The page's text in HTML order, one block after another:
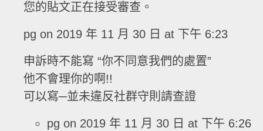
您的貼文正在接受審查。
pg on 2019 年 11 月 30 日 at 下午 6:23
申訴時不能寫 “你不同意我們的處置”
他不會理你的啊!!
可以寫─並未違反社群守則請查證
pg on 2019 年 11 月 30 日 at 下午 6:26